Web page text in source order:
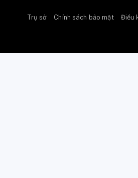
Trụ sở Chính sách bảo mật Điều